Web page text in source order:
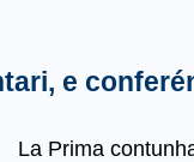
e
La Prima